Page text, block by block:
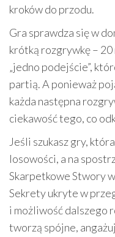
kroków do przodu.
Gra sprawdza się w
krótką rozgrywkę –
„jedno podejście”,
partią. A ponieważ
każda następna
ciekawość tego, co
Jeśli szukasz gry,
losowości, a na
Skarpetkowe Stwory
Sekrety ukryte w
i możliwość dalszego
tworzą spójne,